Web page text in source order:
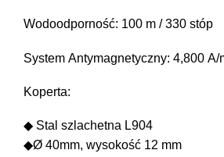
Wodoodporność: 100 m / 330 stóp
System Antymagnetyczny: 4,800 A/
Koperta:
◆ Stal szlachetna L904
◆Ø 40mm, wysokość 12 mm